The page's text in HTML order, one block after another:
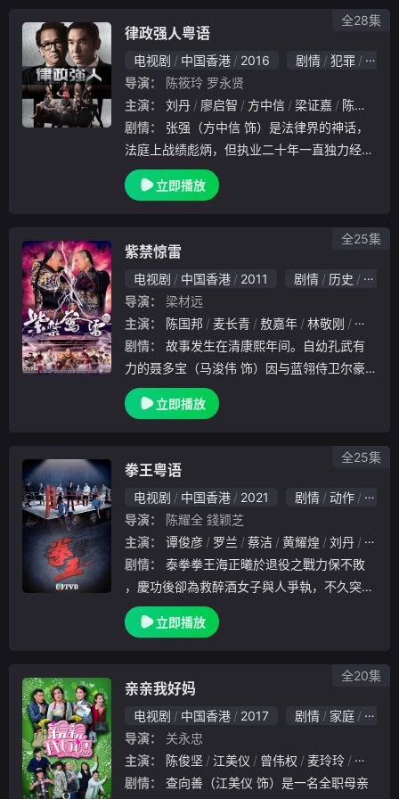
律政强人粤语
电视剧 中国香港 2016 剧情 犯罪
悬疑
导演：
陈筱玲 罗永贤
主演：
刘丹 廖启智 方中信 梁证嘉 陈俊坚
剧情：
法庭上战绩彪炳，但执业二十年一直独力经营
着小型事务所K.Cheung &amp;amp; Co.。全
公司只有他、秘书李少桦（郭少芸 饰）、徒
立即播放
全28集
紫禁惊雷
电视剧 中国香港 2011 剧情 历史
香港
导演：
梁材远
主演：
陈国邦 麦长青 敖嘉年 林敬刚
何傲儿
剧情：
力的聂多宝（马浚伟 饰）因与蓝翎侍卫尔豪
发生冲突，引发满汉冲突，康熙（陈国邦 饰
）为不使争端升级，下令汉人也可投考御前侍
立即播放
全25集
拳王粤语
电视剧 中国香港 2021 剧情 动作
香港
导演：
陈耀全 錢颖芝
主演：
谭俊彦 罗兰 蔡洁 黄耀煌 刘丹
鬼塚
剧情：
，慶功後卻為救醉酒女子與人爭執，不久突然
身亡。海正藍翻看哥哥正曦的拳賽錄影，發現
死因竟跟教練石傲山有關，認定他害死正曦。
立即播放
全25集
亲亲我好妈
电视剧 中国香港 2017 剧情 家庭
香港
导演：
关永忠
主演：
陈俊坚 江美仪 曾伟权 麦玲玲 曾敏
剧情：
全20集